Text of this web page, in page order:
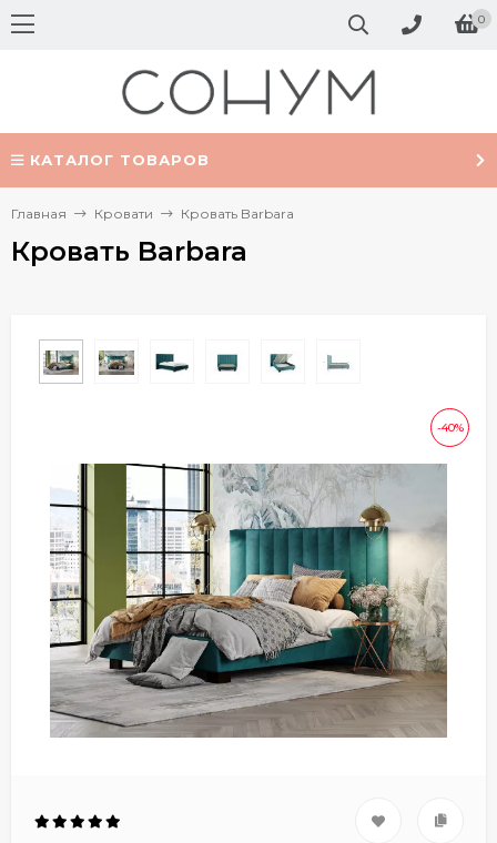
0
КАТАЛОГ ТОВАРОВ
Главная Кровати Кровать Barbara
Кровать Barbara
-40%